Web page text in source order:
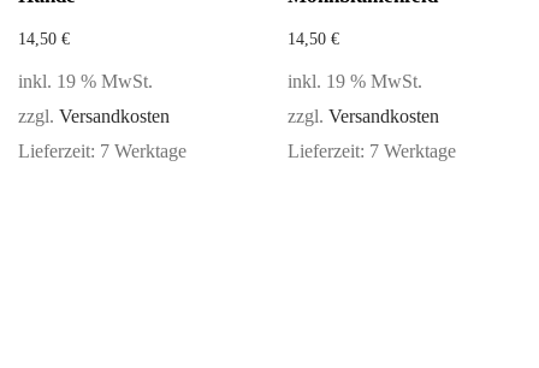
14,50 €
inkl. 19 % MwSt.
zzgl. Versandkosten
Lieferzeit: 7 Werktage
14,50 €
inkl. 19 % MwSt.
zzgl. Versandkosten
Lieferzeit: 7 Werktage